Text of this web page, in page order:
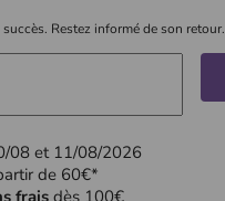
Restez informé de son retour.
08 et 11/08/2026
de 60€*
fraisdès 100€